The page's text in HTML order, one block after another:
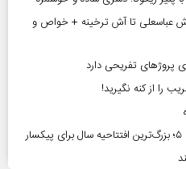
آش عباسعلی تا آش ترخینه + خواص و
پروژهای تفریحی دارد
را از کنه نگیرید!